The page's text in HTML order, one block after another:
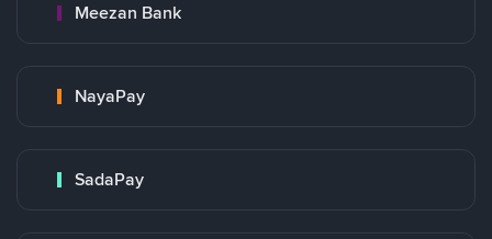
Meezan Bank
NayaPay
SadaPay